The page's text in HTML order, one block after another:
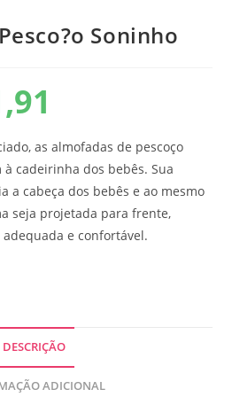
Soninho
as almofadas de pescoço
cadeirinha dos bebês. Sua
a cabeça dos bebês e ao mesmo
seja projetada para frente,
e confortável.
DESCRIÇÃO
ADICIONAL